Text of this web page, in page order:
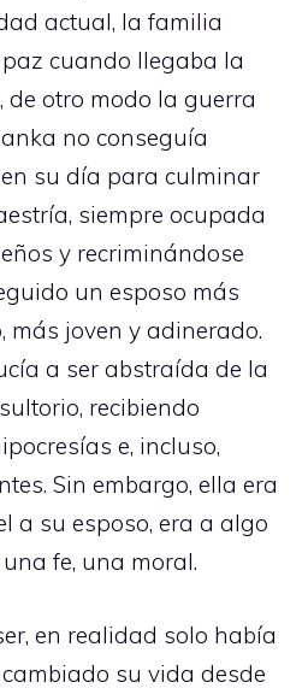
actual, la familia
cuando llegaba la
de otro modo la guerra
no conseguía
su día para culminar
siempre ocupada
y recriminándose
un esposo más
más joven y adinerado.
a ser abstraída de la
recibiendo
e, incluso,
Sin embargo, ella era
a su esposo, era a algo
fe, una moral.
en realidad solo había
su vida desde